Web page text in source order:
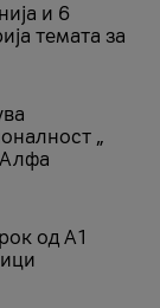
и 6
темата за
„
Алфа
од А1